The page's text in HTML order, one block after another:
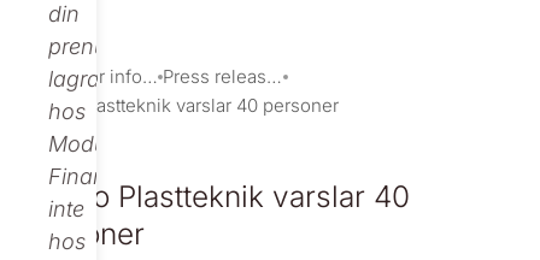
din
prenumeration
lagras
hos
Modular
Finance,
inte
hos
Investor information
Press releases
Nolato Plastteknik varslar 40 personer
Nolato Plastteknik varslar 40
personer